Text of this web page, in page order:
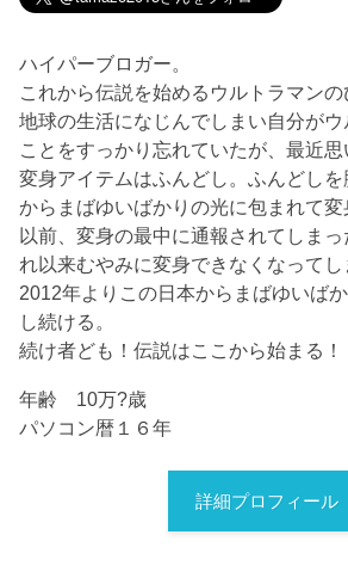
ハイパーブロガー。
これから伝説を始めるウルトラマンの
地球の生活になじんでしまい自分が
ことをすっかり忘れていたが、最近思
変身アイテムはふんどし。ふんどし
からまばゆいばかりの光に包まれて変
以前、変身の最中に通報されてしま
れ以来むやみに変身できなくなってし
2012年よりこの日本からまばゆいば
し続ける。
続け者ども！伝説はここから始まる！
年齢 10万?歳
パソコン暦１６年
詳細プロフィール